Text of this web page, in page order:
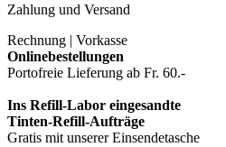
Zahlung und Versand
Rechnung | Vorkasse
Onlinebestellungen
Portofreie Lieferung ab Fr. 60.-
Ins Refill-Labor eingesandte
Tinten-Refill-Aufträge
Gratis mit unserer Einsendetasche